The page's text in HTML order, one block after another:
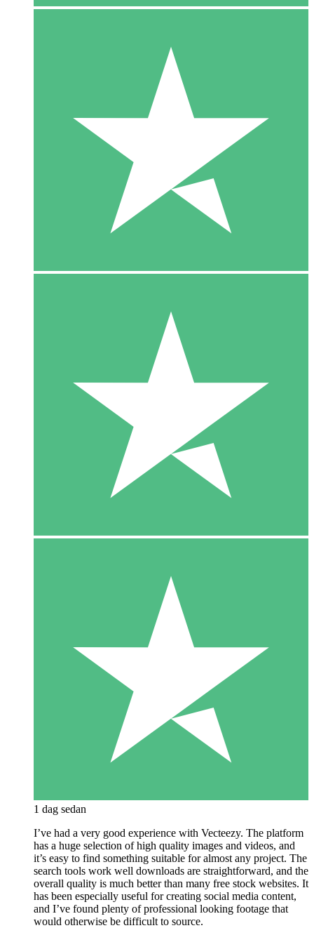
1 dag sedan
I’ve had a very good experience with Vecteezy. The platform
has a huge selection of high quality images and videos, and
it’s easy to find something suitable for almost any project. The
search tools work well downloads are straightforward, and the
overall quality is much better than many free stock websites. It
has been especially useful for creating social media content,
and I’ve found plenty of professional looking footage that
would otherwise be difficult to source.